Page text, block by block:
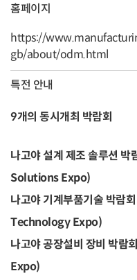
홈페이지
https://
gb/about/odm.html
특전 안내
9개의 동시개최 박람회
나고야 설계 제조 솔루션
Solutions Expo)
나고야 기계부품기술 박
Technology Expo)
나고야 공장설비 장비 박
Expo)